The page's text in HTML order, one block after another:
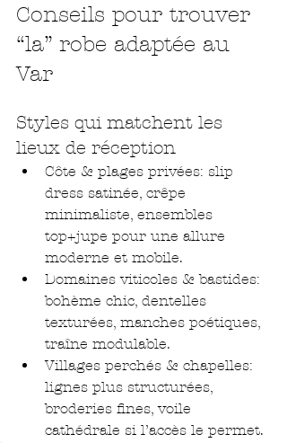
Conseils pour trouver
“la” robe adaptée au
Var
Styles qui matchent les
lieux de réception
Côte & plages privées: slip
dress satinée, crêpe
minimaliste, ensembles
top+jupe pour une allure
moderne et mobile.
Domaines viticoles & bastides:
bohème chic, dentelles
texturées, manches poétiques,
traîne modulable.
Villages perchés & chapelles:
lignes plus structurées,
broderies fines, voile
cathédrale si l’accès le permet.